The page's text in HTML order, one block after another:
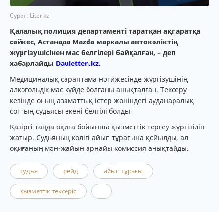
Сурет: Liter.kz
Қалалық полиция департаменті таратқан ақпаратқа
сәйкес, Астанада Mazda маркалы автокөліктің
жүргізушісінен мас белгілері байқалған, – деп
хабарлайды Dauletten.kz.
Медициналық сараптама нәтижесінде жүргізушінің
алкогольдік мас күйде болғаны анықталған. Тексеру
кезінде оның азаматтық істер жөніндегі ауданаралық
соттың судьясы екені белгілі болды.
Қазіргі таңда оқиға бойынша қызметтік тергеу жүргізіліп
жатыр. Судьяның көлігі айып тұрағына қойылды, ал
оқиғаның мән-жайын арнайы комиссия анықтайды.
судья рейд айып тұрағы
қызметтік тексеріс